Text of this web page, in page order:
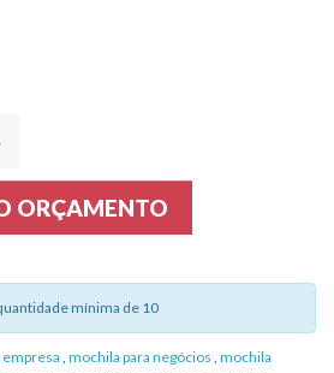
ORÇAMENTO
mínima de 10
, mochila para negócios , mochila